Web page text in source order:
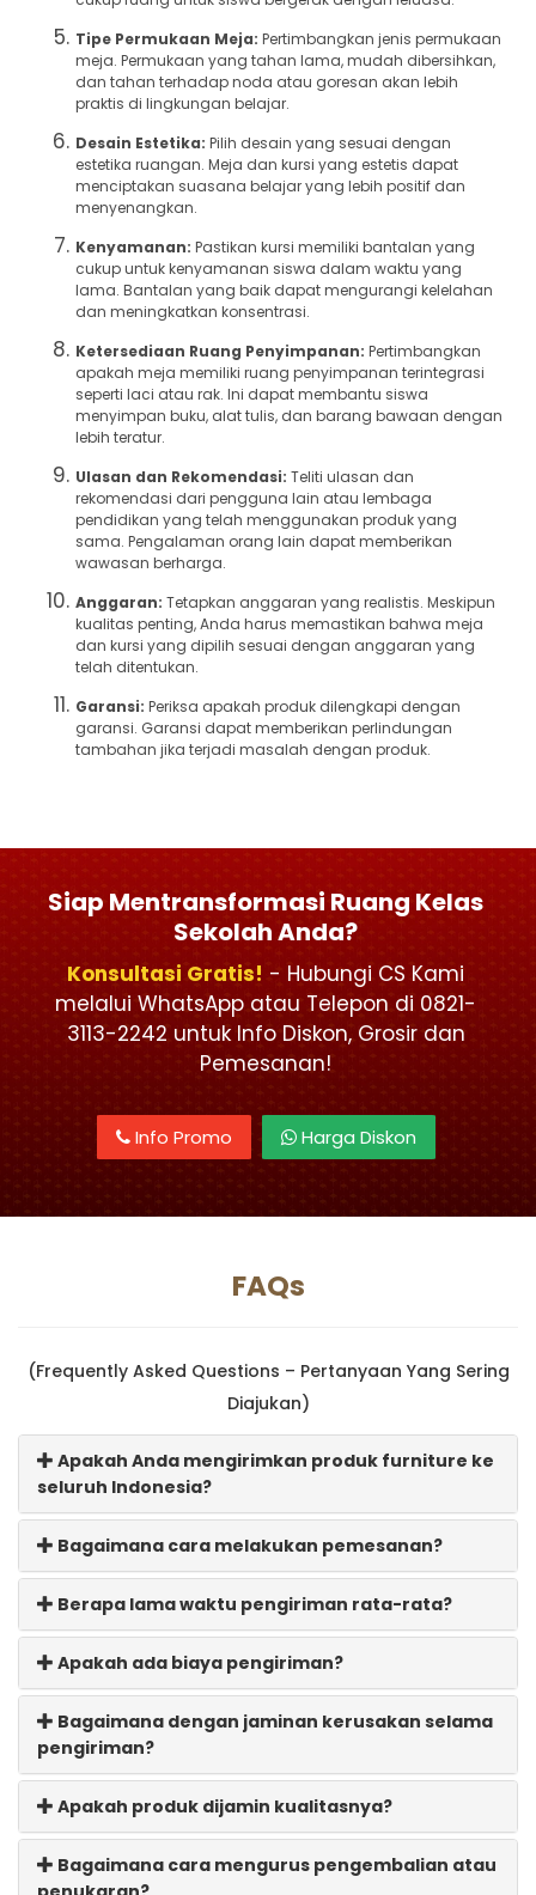
Tipe Permukaan Meja: Pertimbangkan jenis permukaan
meja. Permukaan yang tahan lama, mudah dibersihkan,
dan tahan terhadap noda atau goresan akan lebih
praktis di lingkungan belajar.
Desain Estetika: Pilih desain yang sesuai dengan
estetika ruangan. Meja dan kursi yang estetis dapat
menciptakan suasana belajar yang lebih positif dan
menyenangkan.
Kenyamanan: Pastikan kursi memiliki bantalan yang
cukup untuk kenyamanan siswa dalam waktu yang
lama. Bantalan yang baik dapat mengurangi kelelahan
dan meningkatkan konsentrasi.
Ketersediaan Ruang Penyimpanan: Pertimbangkan
apakah meja memiliki ruang penyimpanan terintegrasi
seperti laci atau rak. Ini dapat membantu siswa
menyimpan buku, alat tulis, dan barang bawaan dengan
lebih teratur.
Ulasan dan Rekomendasi: Teliti ulasan dan
rekomendasi dari pengguna lain atau lembaga
pendidikan yang telah menggunakan produk yang
sama. Pengalaman orang lain dapat memberikan
wawasan berharga.
Anggaran: Tetapkan anggaran yang realistis. Meskipun
kualitas penting, Anda harus memastikan bahwa meja
dan kursi yang dipilih sesuai dengan anggaran yang
telah ditentukan.
Garansi: Periksa apakah produk dilengkapi dengan
garansi. Garansi dapat memberikan perlindungan
tambahan jika terjadi masalah dengan produk.
Siap Mentransformasi Ruang Kelas
Sekolah Anda?
Konsultasi Gratis! - Hubungi CS Kami
melalui WhatsApp atau Telepon di 0821-
3113-2242 untuk Info Diskon, Grosir dan
Pemesanan!
Info Promo Harga Diskon
FAQs
(Frequently Asked Questions – Pertanyaan Yang Sering
Diajukan)
Apakah Anda mengirimkan produk furniture ke
seluruh Indonesia?
Bagaimana cara melakukan pemesanan?
Berapa lama waktu pengiriman rata-rata?
Apakah ada biaya pengiriman?
Bagaimana dengan jaminan kerusakan selama
pengiriman?
Apakah produk dijamin kualitasnya?
Bagaimana cara mengurus pengembalian atau